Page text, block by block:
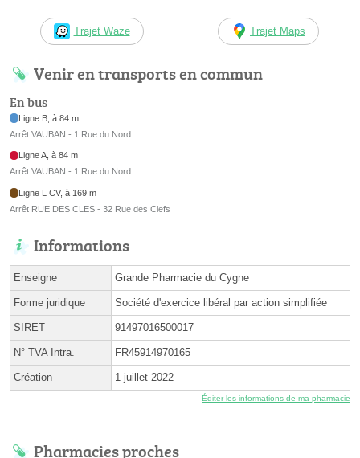
Trajet Waze Trajet Maps
Venir en transports en commun
En bus
Ligne B, à 84 m
Arrêt VAUBAN - 1 Rue du Nord
Ligne A, à 84 m
Arrêt VAUBAN - 1 Rue du Nord
Ligne L CV, à 169 m
Arrêt RUE DES CLES - 32 Rue des Clefs
Informations
Enseigne Grande Pharmacie du Cygne
Forme juridique Société d'exercice libéral par action simplifiée
SIRET 91497016500017
N° TVA Intra. FR45914970165
Création 1 juillet 2022
Éditer les informations de ma pharmacie
Pharmacies proches